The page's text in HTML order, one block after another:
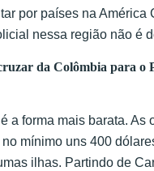
por países na América
nessa região não é
da Colômbia para o
a forma mais barata. As
mínimo uns 400
ilhas. Partindo de